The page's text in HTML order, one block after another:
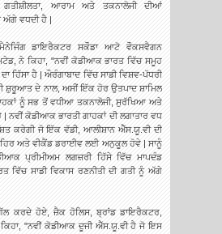
ਆਰਾਮ ਅਤੇ ਤਕਨਾਲੋਜੀ ਦੀਆਂ
ਵਧਦੀ ਹੈ |
ਮੈਨੇਜਿੰਗ ਡਾਇਰੈਕਟਰ ਸਕੌਡਾ ਆਟੋ ਵੌਕਸਵੈਗਨ
ਨੇ ਕਿਹਾ, "ਨਵੀਂ ਕੋਡੀਆਕ ਭਾਰਤ ਵਿੱਚ ਸਮੂਹ
ਹਿੱਸਾ ਹੈ | ਔਰੰਗਾਬਾਦ ਵਿੱਚ ਸਾਡੀ ਵਿਸ਼ਵ-ਪੱਧਰੀ
ਸ਼ੁਰੂਆਤ ਦੇ ਨਾਲ, ਅਸੀਂ ਇੱਕ ਹੋਰ ਉਤਪਾਦ ਸ਼ਾਮਿਲ
ਨੂੰ ਸਭ ਤੋਂ ਵਧੀਆ ਤਕਨਾਲੋਜੀ, ਸੁਰੱਖਿਆ ਅਤੇ
ਨਵੀਂ ਕੋਡੀਆਕ ਭਾਰਤੀ ਗਾਹਕਾਂ ਦੀ ਲਗਾਤਾਰ ਵਧ
ਕਰੇਗੀ ਜੋ ਇੱਕ ਵੱਡੀ, ਆਲੀਸ਼ਾਨ ਐੱਸ.ਯੂ.ਵੀ ਦੀ
ਅਤੇ ਵੀਕੈਂਡ ਡਰਾਈਵ ਲਈ ਅਨੁਕੂਲ ਹੋਵੇ | ਸਾਨੂੰ
ਪ੍ਰੀਮੀਅਮ ਲਗਜ਼ਰੀ ਹਿੱਸੇ ਵਿੱਚ ਮਾਪਦੰਡ
ਵਿੱਚ ਸਾਡੀ ਵਿਕਾਸ ਰਣਨੀਤੀ ਦੀ ਗਤੀ ਨੂੰ ਅੱਗੇ
ਕਰਦੇ ਹੋਏ, ਜ਼ੈਕ ਹੋਲਿਸ, ਬ੍ਰਾਂਡ ਡਾਇਰੈਕਟਰ,
"ਨਵੀਂ ਕੋਡੀਆਕ ਦੂਜੀ ਐੱਸ.ਯੂ.ਵੀ ਹੈ ਜੋ ਇਸ